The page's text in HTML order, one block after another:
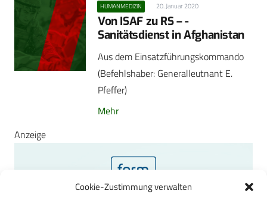
Cookie-Zustimmung verwalten
HUMANMEDIZIN 20. Januar 2020
Von ISAF zu RS – ­
Sanitätsdienst in Afghanistan
Aus dem Einsatzführungskommando
(Befehlshaber: Generalleutnant E.
Pfeffer)
Mehr
Anzeige